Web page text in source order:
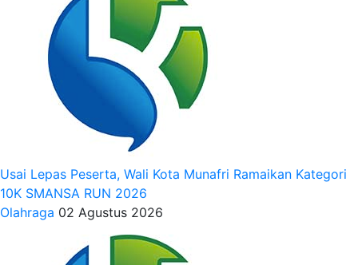
Usai Lepas Peserta, Wali Kota Munafri Ramaikan Kategori
10K SMANSA RUN 2026
Olahraga 02 Agustus 2026